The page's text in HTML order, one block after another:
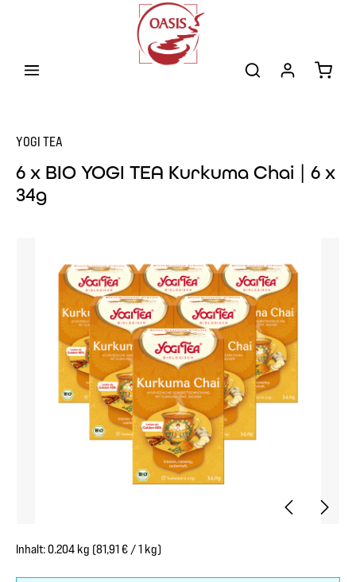
YOGI TEA
6 x BIO YOGI TEA Kurkuma Chai | 6 x
34g
Inhalt:0.204 kg (81,91 € / 1 kg)